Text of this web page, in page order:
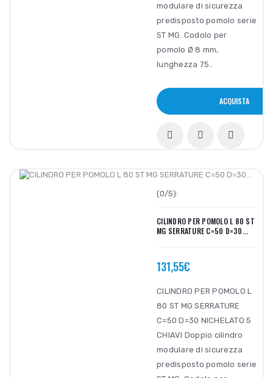
modulare di sicurezza
predisposto pomolo serie
ST MG. Codolo per
pomolo Ø 8 mm,
lunghezza 75..
ACQUISTA
(0/5):
CILINDRO PER POMOLO L 80 ST
MG SERRATURE C=50 D=30...
131,55€
CILINDRO PER POMOLO L
80 ST MG SERRATURE
C=50 D=30 NICHELATO 5
CHIAVI Doppio cilindro
modulare di sicurezza
predisposto pomolo serie